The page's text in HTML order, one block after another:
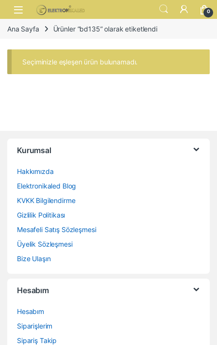
Skip to navigation
Skip to content
Open 0
Ana Sayfa Ürünler “bd135” olarak etiketlendi
Seçiminizle eşleşen ürün bulunamadı.
Kurumsal
Hakkımızda
Elektronikaled Blog
KVKK Bilgilendirme
Gizlilik Politikası
Mesafeli Satış Sözleşmesi
Üyelik Sözleşmesi
Bize Ulaşın
Hesabım
Hesabım
Siparişlerim
Sipariş Takip